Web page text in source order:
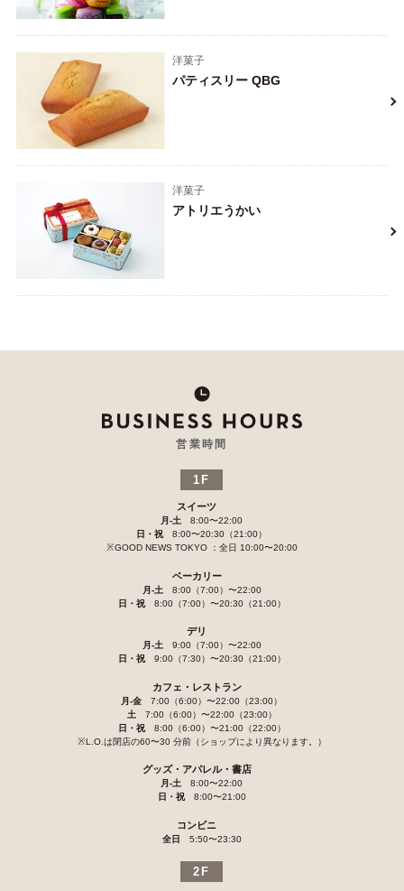
洋菓子
パティスリー QBG
洋菓子
アトリエうかい
営業時間
1F
スイーツ
月-土 8:00〜22:00
日・祝8:00〜20:30（21:00）
※GOOD NEWS TOKYO ：全日 10:00〜20:00
ベーカリー
月-土 8:00（7:00）〜22:00
日・祝8:00（7:00）〜20:30（21:00）
デリ
月-土9:00（7:00）〜22:00
日・祝9:00（7:30）〜20:30（21:00）
カフェ・レストラン
月-金 7:00（6:00）〜22:00（23:00）
土 7:00（6:00）〜22:00（23:00）
日・祝8:00（6:00）〜21:00（22:00）
※L.O.は閉店の60〜30 分前（ショップにより異なります。）
グッズ・アパレル・書店
月-土 8:00〜22:00
日・祝8:00〜21:00
コンビニ
全日 5:50〜23:30
2F